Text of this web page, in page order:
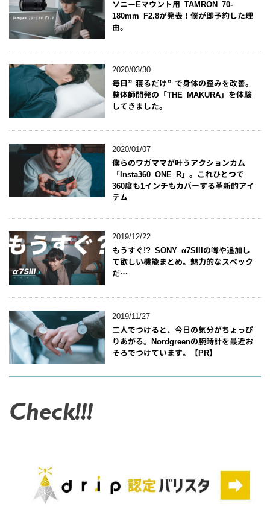
ソニーEマウント用 TAMRON 70-
180mm F2.8が発表！僕が即予約した理
由。
2020/03/30
毎日”寝るだけ”で身体の歪みを改善。
整体師開発の「THE MAKURA」を体験
してきました。
2020/01/07
僕らのワガママが叶うアクションカム
「Insta360 ONE R」。これひとつで
360度も1インチもカバーする革新的アイ
テム
2019/12/22
もうすぐ!? SONY α7SIIIの噂や追加し
て欲しい機能まとめ。魅力的なスペック
だ…
2019/11/27
二人でつけると、今日の気分がちょっぴ
りあがる。Nordgreenの腕時計を最近お
そろでつけています。【PR】
Check!!!